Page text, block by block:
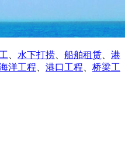
、 水下打捞、 船舶租赁、 港
洋工程、 港口工程、 桥梁工